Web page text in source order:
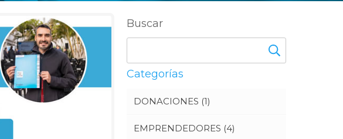
Buscar
Categorías
DONACIONES (1)
EMPRENDEDORES (4)